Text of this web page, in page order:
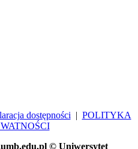
dostępności | POLITYKA
© Uniwersytet